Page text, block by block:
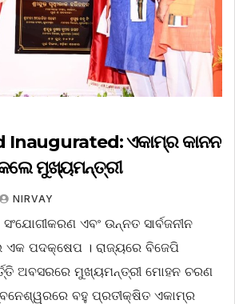
Inaugurated: ଏକାମ୍ର କାନନ
କଲେ ମୁଖ୍ୟମନ୍ତ୍ରୀ
NIRVAY
ଏବଂ ଉନ୍ନତ ସାର୍ବଜନୀନ
ପଦକ୍ଷେପ । ରାଜ୍ୟରେ ବିଜେପି
ଅବସରରେ ମୁଖ୍ୟମନ୍ତ୍ରୀ ମୋହନ ଚରଣ
ବହୁ ପ୍ରତୀକ୍ଷିତ ଏକାମ୍ର